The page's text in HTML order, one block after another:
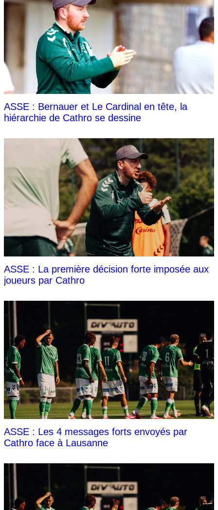
ASSE : Bernauer et Le Cardinal en tête, la
hiérarchie de Cathro se dessine
ASSE : La première décision forte imposée aux
joueurs par Cathro
ASSE : Les 4 messages forts envoyés par
Cathro face à Lausanne